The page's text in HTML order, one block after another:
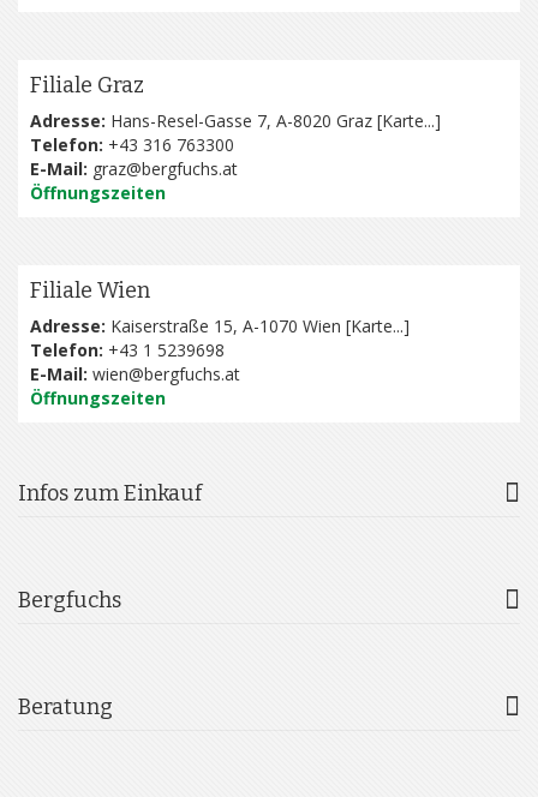
Filiale Graz
Adresse: Hans-Resel-Gasse 7, A-8020 Graz [Karte...]
Telefon: +43 316 763300
E-Mail: graz@bergfuchs.at
Öffnungszeiten
Filiale Wien
Adresse: Kaiserstraße 15, A-1070 Wien [Karte...]
Telefon: +43 1 5239698
E-Mail: wien@bergfuchs.at
Öffnungszeiten
Infos zum Einkauf
Bergfuchs
Beratung